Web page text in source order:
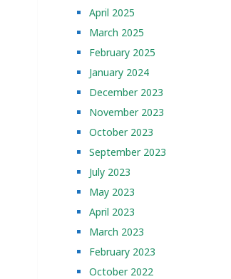
April 2025
March 2025
February 2025
January 2024
December 2023
November 2023
October 2023
September 2023
July 2023
May 2023
April 2023
March 2023
February 2023
October 2022